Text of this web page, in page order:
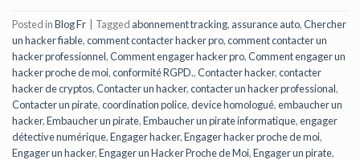
Posted inBlog Fr Tagged abonnement tracking, assurance auto,Chercher
un hacker fiable,comment contacter hacker pro,comment contacter un
hacker professionnel,Comment engager hacker pro,Comment engager un
hacker proche de moi,conformité RGPD.,Contacter hacker,contacter
hacker de cryptos,Contacter un hacker,contacter un hacker professional,
Contacter un pirate,coordination police,device homologué,embaucher un
hacker,Embaucher un pirate,Embaucher un pirate informatique,engager
détective numérique,Engager hacker,Engager hacker proche de moi,
Engager un hacker,Engager un Hacker Proche de Moi,Engager un pirate,